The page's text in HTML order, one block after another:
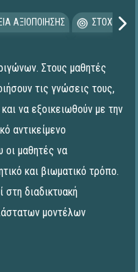
ΑΞΙΟΠΟΙΗΣΗΣ
Στους μαθητές
τις γνώσεις τους,
να εξοικειωθούν με την
αντικείμενο
οι μαθητές να
και βιωματικό τρόπο.
στη διαδικτυακή
μοντέλων